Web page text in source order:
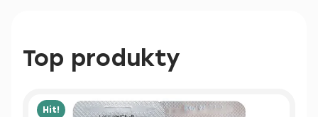
Top produkty
Hit!